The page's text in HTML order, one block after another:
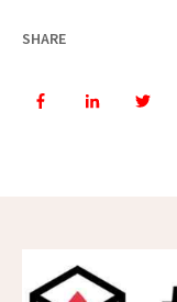
SHARE